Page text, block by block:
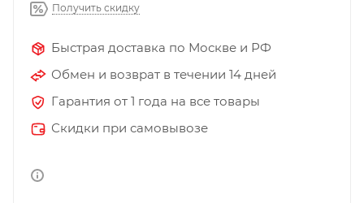
Получить скидку
Быстрая доставка по Москве и РФ
Обмен и возврат в течении 14 дней
Гарантия от 1 года на все товары
Скидки при самовывозе